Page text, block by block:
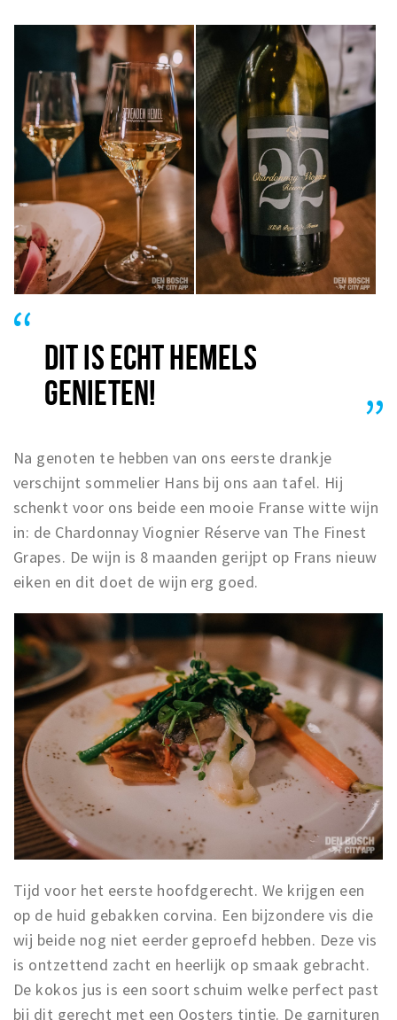
DIT IS ECHT HEMELS
GENIETEN!
Na genoten te hebben van ons eerste drankje
verschijnt sommelier Hans bij ons aan tafel. Hij
schenkt voor ons beide een mooie Franse witte wijn
in: de Chardonnay Viognier Réserve van The Finest
Grapes. De wijn is 8 maanden gerijpt op Frans nieuw
eiken en dit doet de wijn erg goed.
Tijd voor het eerste hoofdgerecht. We krijgen een
op de huid gebakken corvina. Een bijzondere vis die
wij beide nog niet eerder geproefd hebben. Deze vis
is ontzettend zacht en heerlijk op smaak gebracht.
De kokos jus is een soort schuim welke perfect past
bij dit gerecht met een Oosters tintje. De garnituren